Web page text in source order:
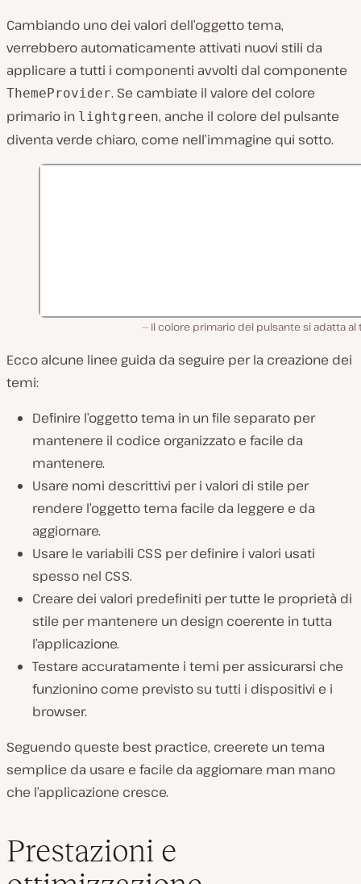
Cambiando uno dei valori dell’oggetto tema,
verrebbero automaticamente attivati nuovi stili da
applicare a tutti i componenti avvolti dal componente
ThemeProvider. Se cambiate il valore del colore
primario in lightgreen, anche il colore del pulsante
diventa verde chiaro, come nell’immagine qui sotto.
Il colore primario del pulsante si adatta al
Ecco alcune linee guida da seguire per la creazione dei
temi:
Definire l’oggetto tema in un file separato per
mantenere il codice organizzato e facile da
mantenere.
Usare nomi descrittivi per i valori di stile per
rendere l’oggetto tema facile da leggere e da
aggiornare.
Usare le variabili CSS per definire i valori usati
spesso nel CSS.
Creare dei valori predefiniti per tutte le proprietà di
stile per mantenere un design coerente in tutta
l’applicazione.
Testare accuratamente i temi per assicurarsi che
funzionino come previsto su tutti i dispositivi e i
browser.
Seguendo queste best practice, creerete un tema
semplice da usare e facile da aggiornare man mano
che l’applicazione cresce.
Prestazioni e